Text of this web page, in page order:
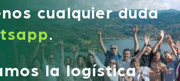
cualquier duda
.
la logística,